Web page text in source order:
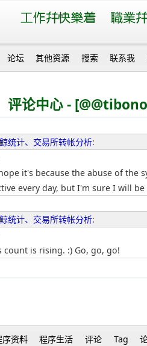
论坛 其他资源 搜索 联系我
评论中心 -
统计、交易所转帐分析:
it's because the abuse of
every day, but I'm sure I will
统计、交易所转帐分析:
count is rising. :) Go, go, go!
序资料 程序生活 评论 Tag